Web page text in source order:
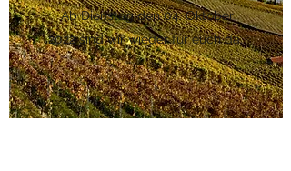
Ab Dienstag den 04. Oktober
2022 sind wir wieder für euch da.